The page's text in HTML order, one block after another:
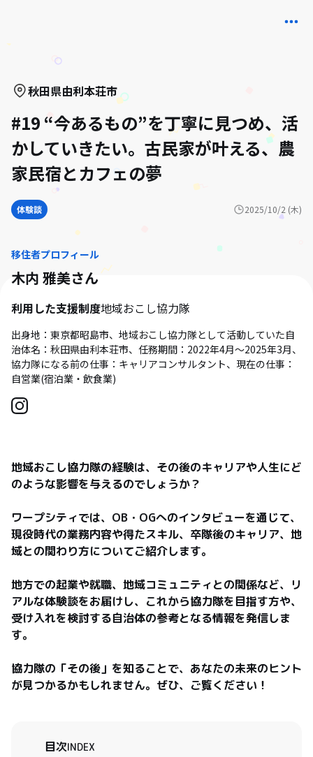
秋田県由利本荘市
#19 “今あるもの”を丁寧に見つめ、活
かしていきたい。古民家が叶える、農
家民宿とカフェの夢
体験談 2025/10/2 (木)
移住者プロフィール
木内 雅美さん
利用した支援制度地域おこし協力隊
出身地：東京都昭島市、地域おこし協力隊として活動していた自
治体名：秋田県由利本荘市、任務期間：2022年4月～2025年3月、
協力隊になる前の仕事：キャリアコンサルタント、現在の仕事：
自営業(宿泊業・飲食業)
地域おこし協力隊の経験は、その後のキャリアや人生にど
のような影響を与えるのでしょうか？
ワープシティでは、OB・OGへのインタビューを通じて、
現役時代の業務内容や得たスキル、卒隊後のキャリア、地
域との関わり方についてご紹介します。
地方での起業や就職、地域コミュニティとの関係など、リ
アルな体験談をお届けし、これから協力隊を目指す方や、
受け入れを検討する自治体の参考となる情報を発信しま
す。
協力隊の「その後」を知ることで、あなたの未来のヒント
が見つかるかもしれません。ぜひ、ご覧ください！
目次INDEX